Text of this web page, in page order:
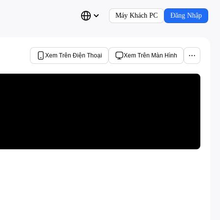
Máy Khách PC Đăng Nhập
Xem Trên Điện Thoại Xem Trên Màn Hình